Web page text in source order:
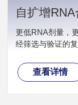
自扩增
更低RNA剂量，
经筛选与验证的
查看详情